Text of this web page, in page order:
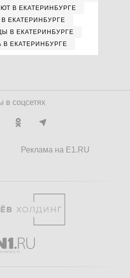
В ЕКАТЕРИНБУРГЕ
ЕКАТЕРИНБУРГЕ
В ЕКАТЕРИНБУРГЕ
В ЕКАТЕРИНБУРГЕ
в соцсетях
Реклама на E1.RU